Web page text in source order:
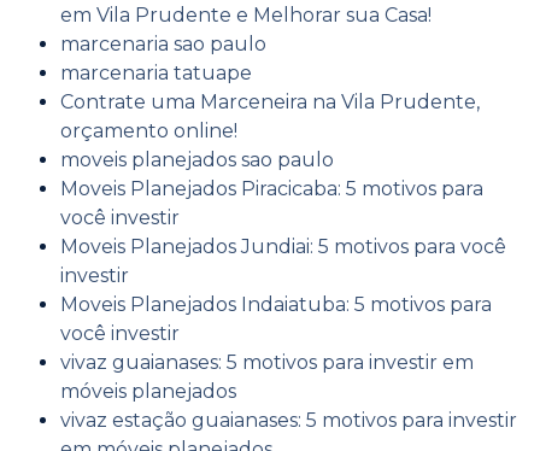
em Vila Prudente e Melhorar sua Casa!
marcenaria sao paulo
marcenaria tatuape
Contrate uma Marceneira na Vila Prudente,
orçamento online!
moveis planejados sao paulo
Moveis Planejados Piracicaba: 5 motivos para
você investir
Moveis Planejados Jundiai: 5 motivos para você
investir
Moveis Planejados Indaiatuba: 5 motivos para
você investir
vivaz guaianases: 5 motivos para investir em
móveis planejados
vivaz estação guaianases: 5 motivos para investir